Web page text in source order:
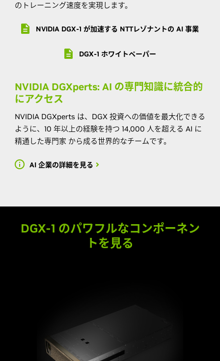
のトレーニング速度を実現します。
NVIDIA DGX-1 が加速する NTTレゾナントの AI 事業
DGX-1 ホワイトペーパー
NVIDIA DGXperts: AI の専門知識に統合的
にアクセス
NVIDIA DGXperts は、DGX 投資への価値を最大化できる
ように、10 年以上の経験を持つ 14,000 人を超える AI に
精通した専門家 から成る世界的なチームです。
AI 企業の詳細を見る
DGX-1 のパワフルなコンポーネン
トを見る